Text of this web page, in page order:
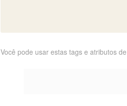
Você pode usar estas tags e atributos de